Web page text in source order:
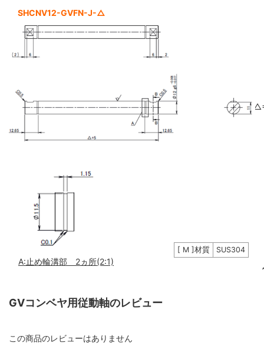
SHCNV12-GVFN-J-△
A:止め輪溝部 2ヵ所(2:1)
[ M ]材質 SUS304
GVコンベヤ用従動軸のレビュー
この商品のレビューはありません